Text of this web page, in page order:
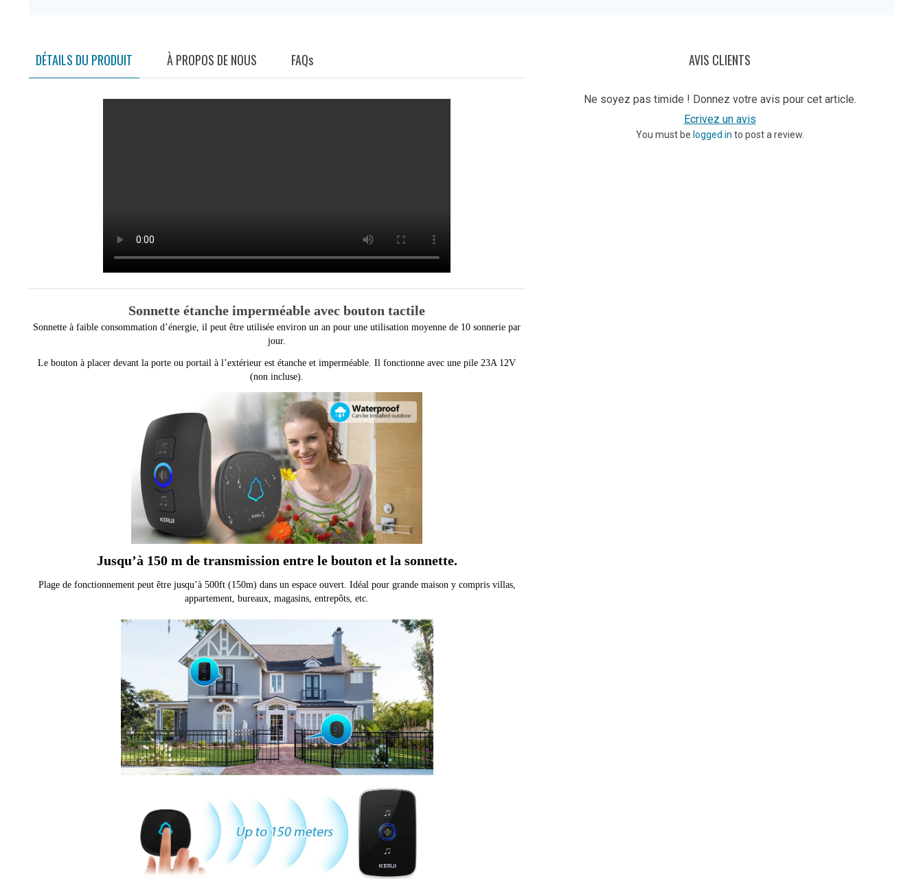
DÉTAILS DU PRODUIT À PROPOS DE NOUS FAQs
Sonnette étanche imperméable avec boutontactile
Sonnette à faible consommation d’énergie, il peut être utilisée environ un an pour une utilisation moyenne de 10 sonnerie par
jour.
Le bouton à placer devant la porte ou portail à l’extérieur est étanche et imperméable. Il fonctionne avec une pile 23A 12V
(non incluse).
Jusqu’à 150 m de transmission entre le bouton et la sonnette.
Plage de fonctionnement peut être jusqu’à 500ft (150m) dans un espace ouvert. Idéal pour grande maison y compris villas,
appartement, bureaux, magasins, entrepôts, etc.
AVIS CLIENTS
Ne soyez pas timide ! Donnez votre avis pour cet article.
Ecrivez un avis
You must be logged in to post a review.